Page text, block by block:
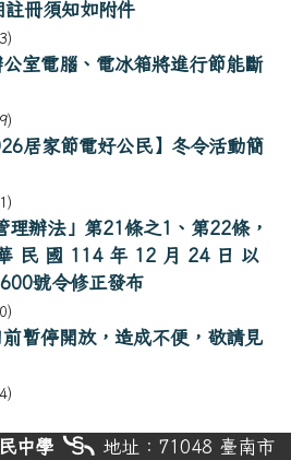
冊須知如附件
室電腦、電冰箱將進行節能斷
居家節電好公民】冬令活動簡
理辦法」第21條之1、第22條，
民 國 114 年 12 月 24 日 以
號令修正發布
暫停開放，造成不便，敬請見
中學╰§╮ 地址：71048 臺南市